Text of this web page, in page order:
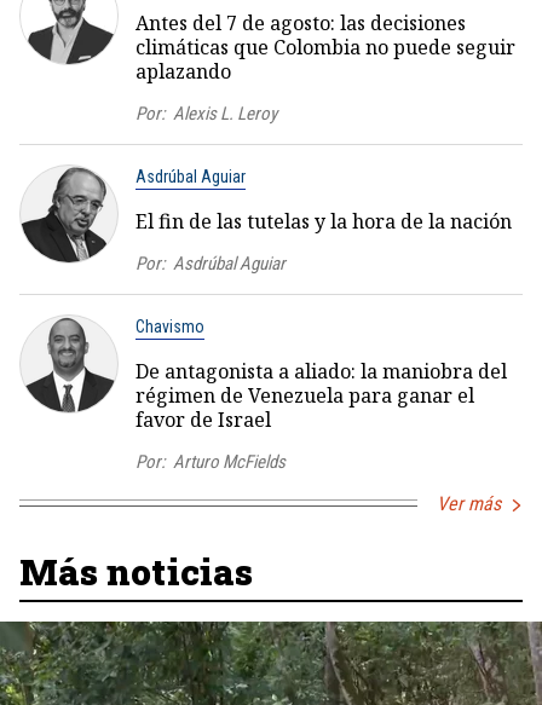
Antes del 7 de agosto: las decisiones
climáticas que Colombia no puede seguir
aplazando
Por: Alexis L. Leroy
Asdrúbal Aguiar
El fin de las tutelas y la hora de la nación
Por: Asdrúbal Aguiar
Chavismo
De antagonista a aliado: la maniobra del
régimen de Venezuela para ganar el
favor de Israel
Por: Arturo McFields
Ver más
Más noticias